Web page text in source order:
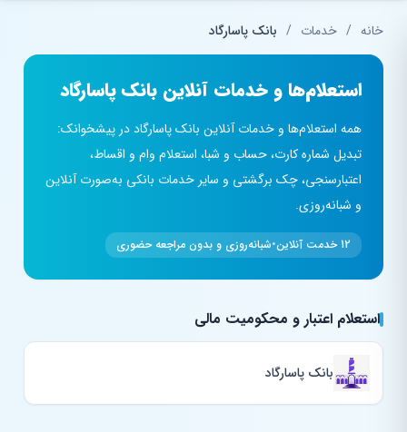
خانه / خدمات / بانک پاسارگاد
استعلام‌ها و خدمات آنلاین بانک پاسارگاد
همه استعلام‌ها و خدمات آنلاین بانک پاسارگاد در پیشخوانک:
تبدیل شماره کارت، حساب و شبا، استعلام وام و اقساط،
اعتبارسنجی، چک برگشتی و سایر خدمات بانکی به‌صورت آنلاین
و شبانه‌روزی.
12 خدمت آنلاین •شبانه‌روزی و بدون مراجعه حضوری
استعلام اعتبار و محکومیت مالی
بانک پاسارگاد